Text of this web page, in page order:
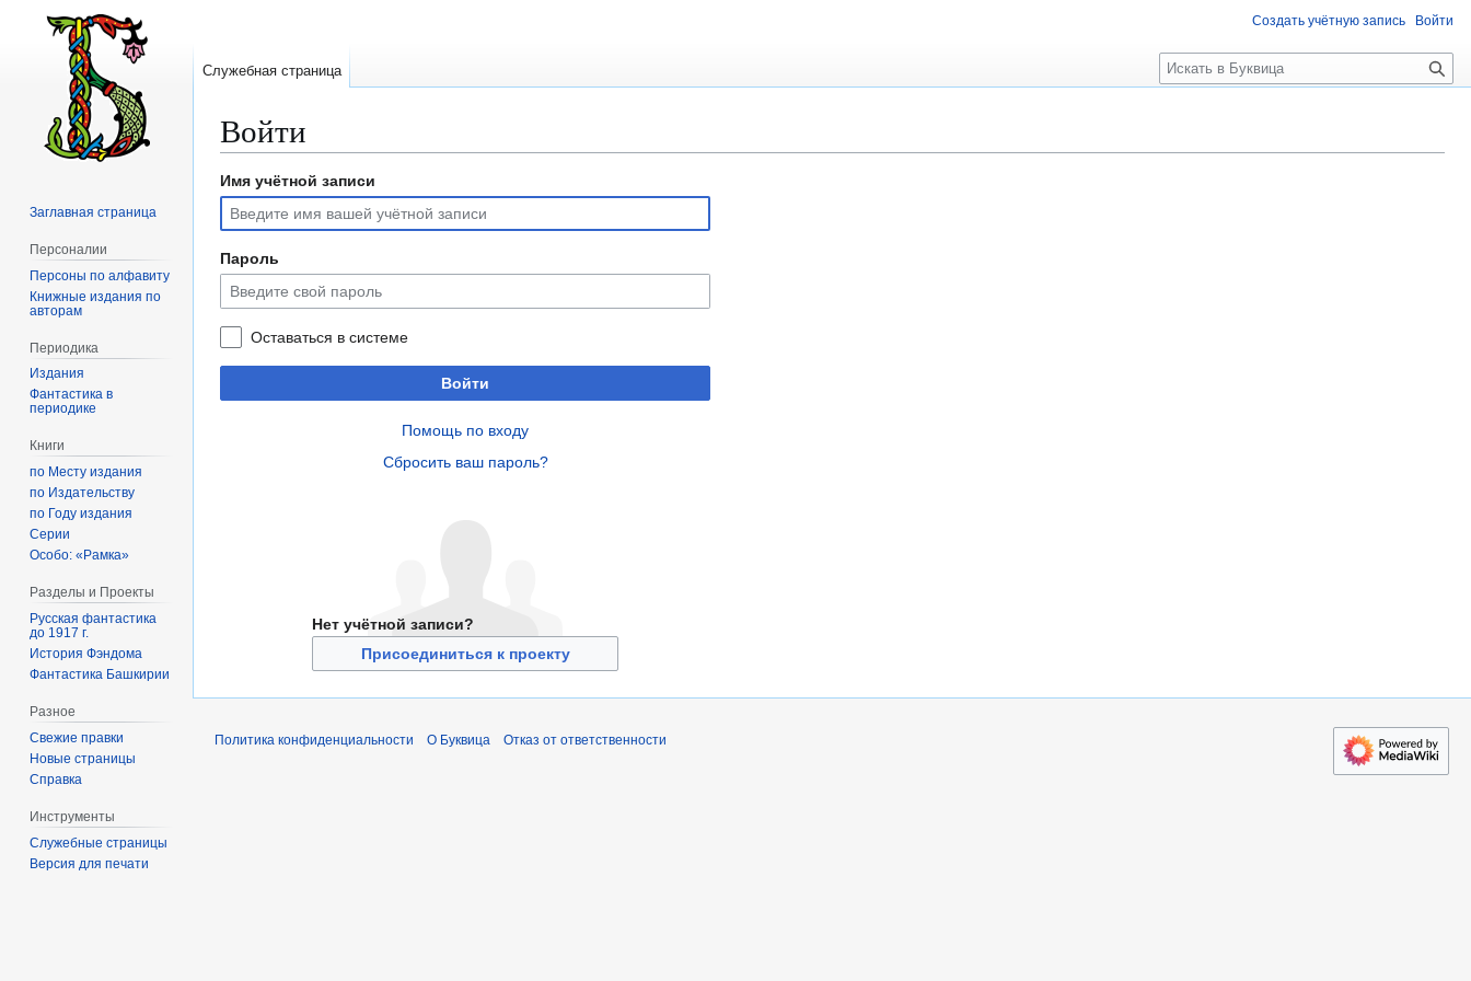
Войти
Перейти
навигации
Перейти
поиску
Имя учётной записи
Пароль
Оставаться в системе
Войти
Помощь по входу
Сбросить ваш пароль?
Нет учётной записи?
Присоединиться к проекту
Создать учётную запись Войти
Служебная страница
П
о
к
Заглавная страница
Персоналии
Персоны по алфавиту
Книжные издания по
авторам
Периодика
Издания
Фантастика в
периодике
Книги
по Месту издания
по Издательству
по Году издания
Серии
Особо: «Рамка»
Разделы и Проекты
Русская фантастика
до 1917 г.
История Фэндома
Фантастика Башкирии
Разное
Свежие правки
Новые страницы
Справка
Инструменты
Служебные страницы
Версия для печати
Политика конфиденциальности О Буквица Отказ от ответственности